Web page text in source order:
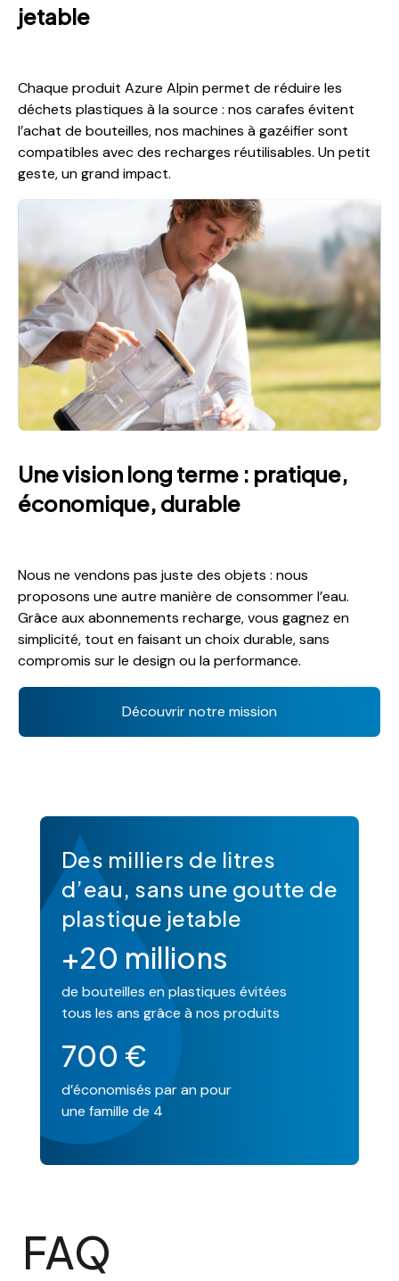
jetable
Chaque produit Azure Alpin permet de réduire les
déchets plastiques à la source : nos carafes évitent
l’achat de bouteilles, nos machines à gazéifier sont
compatibles avec des recharges réutilisables. Un petit
geste, un grand impact.
Une vision long terme : pratique,
économique, durable
Nous ne vendons pas juste des objets : nous
proposons une autre manière de consommer l’eau.
Grâce aux abonnements recharge, vous gagnez en
simplicité, tout en faisant un choix durable, sans
compromis sur le design ou la performance.
Découvrir notre mission
Des milliers de litres
d’eau, sans une goutte de
plastique jetable
+20 millions
de bouteilles en plastiques évitées
tous les ans grâce à nos produits
700 €
d’économisés par an pour
une famille de 4
FAQ